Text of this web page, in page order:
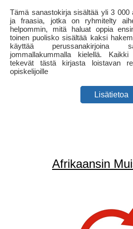
Tämä sanastokirja sisältää yli 3 000
ja fraasia, jotka on ryhmitelty
helpommin, mitä haluat oppia
toinen puolisko sisältää kaksi
käyttää perussanakirjoina
jommallakummalla kielellä.
tekevät tästä kirjasta loistavan
opiskelijoille
Lisätietoa
Afrikaansin